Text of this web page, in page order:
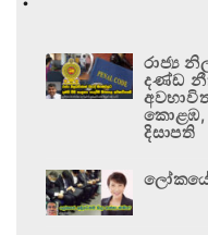
රාජ්‍ය
දණ්ඩ
කොළඹ,
දිසාපති
ලෝකයේ